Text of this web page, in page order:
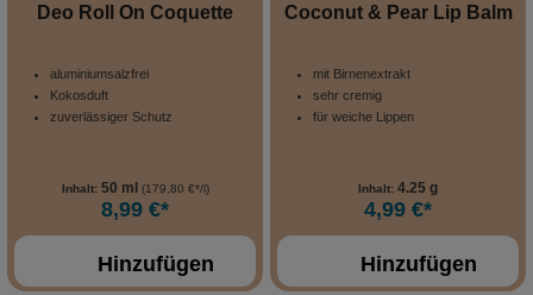
Deo Roll On Coquette
aluminiumsalzfrei
Kokosduft
zuverlässiger Schutz
Inhalt: 50 ml (179,80 €*/l)
8,99 €*
Hinzufügen
Coconut & Pear Lip Balm
mit Birnenextrakt
sehr cremig
für weiche Lippen
Inhalt: 4.25 g
4,99 €*
Hinzufügen